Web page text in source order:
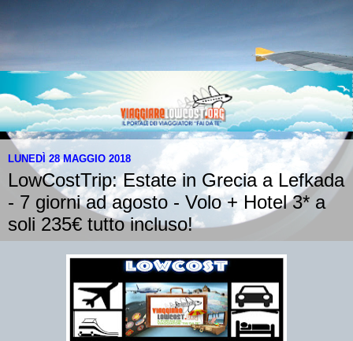
LUNEDÌ 28 MAGGIO 2018
LowCostTrip: Estate in Grecia a Lefkada
- 7 giorni ad agosto - Volo + Hotel 3* a
soli 235€ tutto incluso!